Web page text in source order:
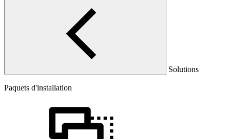
Solutions
Paquets d'installation